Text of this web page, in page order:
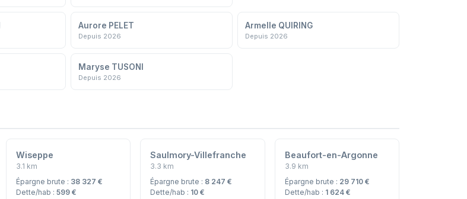
Aurore PELET
Depuis 2026
Armelle QUIRING
Depuis 2026
Maryse TUSONI
Depuis 2026
Wiseppe
3.1 km
Épargne brute : 38 327 €
Dette/hab : 599 €
Saulmory-Villefranche
3.3 km
Épargne brute : 8 247 €
Dette/hab : 10 €
Beaufort-en-Argonne
3.9 km
Épargne brute : 29 710 €
Dette/hab : 1 624 €